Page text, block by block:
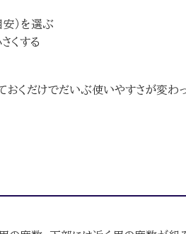
）を選ぶ
くする
おくだけでだいぶ使いやすさが変わっ